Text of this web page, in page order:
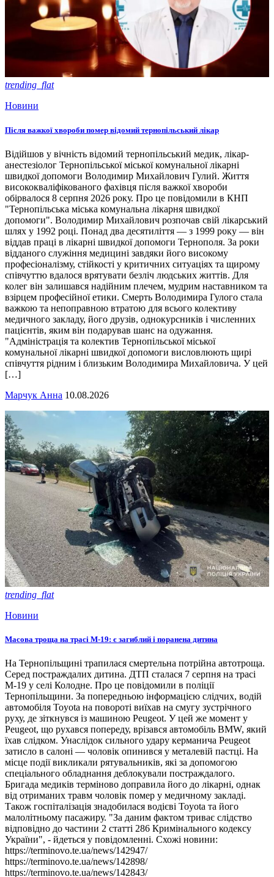
trending_flat
Новини
Після важкої хвороби помер відомий тернопільський лікар
Відійшов у вічність відомий тернопільський медик, лікар-
анестезіолог Тернопільської міської комунальної лікарні
швидкої допомоги Володимир Михайлович Гулий. Життя
висококваліфікованого фахівця після важкої хвороби
обірвалося 8 серпня 2026 року. Про це повідомили в КНП
"Тернопільська міська комунальна лікарня швидкої
допомоги". Володимир Михайлович розпочав свій лікарський
шлях у 1992 році. Понад два десятиліття — з 1999 року — він
віддав праці в лікарні швидкої допомоги Тернополя. За роки
відданого служіння медицині завдяки його високому
професіоналізму, стійкості у критичних ситуаціях та щирому
співчуттю вдалося врятувати безліч людських життів. Для
колег він залишався надійним плечем, мудрим наставником та
взірцем професійної етики. Смерть Володимира Гулого стала
важкою та непоправною втратою для всього колективу
медичного закладу, його друзів, однокурсників і численних
пацієнтів, яким він подарував шанс на одужання.
"Адміністрація та колектив Тернопільської міської
комунальної лікарні швидкої допомоги висловлюють щирі
співчуття рідним і близьким Володимира Михайловича. У цей
[…]
Марчук Анна 10.08.2026
trending_flat
Новини
Масова троща на трасі М-19: є загиблий і поранена дитина
На Тернопільщині трапилася смертельна потрійна автотроща.
Серед постраждалих дитина. ДТП сталася 7 серпня на трасі
М-19 у селі Колодне. Про це повідомили в поліції
Тернопільщини. За попередньою інформацією слідчих, водій
автомобіля Toyota на повороті виїхав на смугу зустрічного
руху, де зіткнувся із машиною Peugeot. У цей же момент у
Peugeot, що рухався попереду, врізався автомобіль BMW, який
їхав слідком. Унаслідок сильного удару керманича Peugeot
затисло в салоні — чоловік опинився у металевій пастці. На
місце події викликали рятувальників, які за допомогою
спеціального обладнання деблокували постраждалого.
Бригада медиків терміново доправила його до лікарні, однак
від отриманих травм чоловік помер у медичному закладі.
Також госпіталізація знадобилася водієві Toyota та його
малолітньому пасажиру. "За даним фактом триває слідство
відповідно до частини 2 статті 286 Кримінального кодексу
України", - йдеться у повідомленні. Схожі новини:
https://terminovo.te.ua/news/142947/
https://terminovo.te.ua/news/142898/
https://terminovo.te.ua/news/142843/